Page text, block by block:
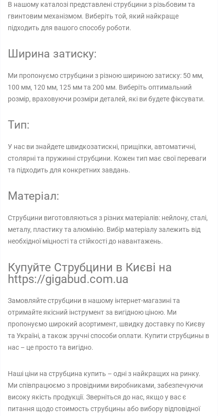
В нашому каталозі представлені струбцини з різьбовим та
гвинтовим механізмом. Виберіть той, який найкраще
підходить для вашого способу роботи.
Ширина затиску:
Ми пропонуємо струбцини з різною шириною затиску: 50 мм,
100 мм, 120 мм, 125 мм та 200 мм. Виберіть оптимальний
розмір, враховуючи розміри деталей, які ви будете фіксувати.
Тип:
У нас ви знайдете швидкозатискні, прищіпки, автоматичні,
столярні та пружинні струбцини. Кожен тип має свої переваги
та підходить для конкретних завдань.
Матеріал:
Струбцини виготовляються з різних матеріалів: нейлону, сталі,
металу, пластику та алюмінію. Вибір матеріалу залежить від
необхідної міцності та стійкості до навантажень.
Купуйте Струбцини в Києві на
https://gigabud.com.ua
Замовляйте струбцини в нашому інтернет-магазині та
отримайте якісний інструмент за вигідною ціною. Ми
пропонуємо широкий асортимент, швидку доставку по Києву
та Україні, а також зручні способи оплати. Купити струбцины в
нас – це просто та вигідно.
Наші ціни на струбцина купить – одні з найкращих на ринку.
Ми співпрацюємо з провідними виробниками, забезпечуючи
високу якість продукції. Зверніться до нас, якщо у вас є
питання щодо стоимость струбцины або вибору відповідної